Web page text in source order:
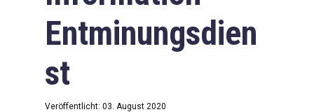
Entminungsdien
st
Veröffentlicht: 03. August 2020